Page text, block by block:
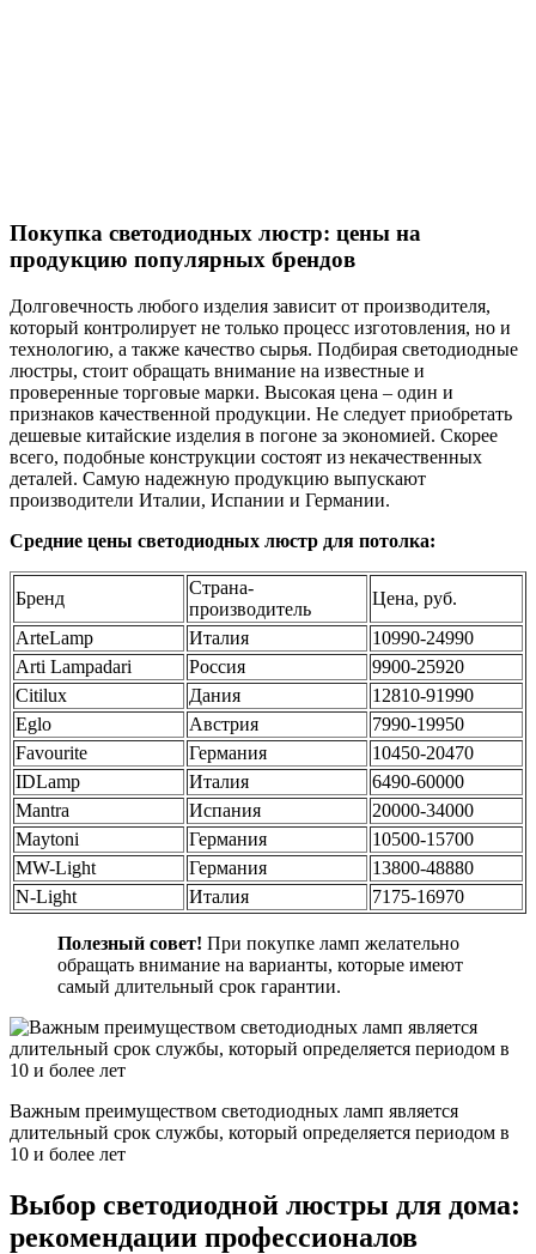
Покупка светодиодных люстр: цены на
продукцию популярных брендов
Долговечность любого изделия зависит от производителя,
который контролирует не только процесс изготовления, но и
технологию, а также качество сырья. Подбирая светодиодные
люстры, стоит обращать внимание на известные и
проверенные торговые марки. Высокая цена – один и
признаков качественной продукции. Не следует приобретать
дешевые китайские изделия в погоне за экономией. Скорее
всего, подобные конструкции состоят из некачественных
деталей. Самую надежную продукцию выпускают
производители Италии, Испании и Германии.
Средние цены светодиодных люстр для потолка:
Бренд
Страна-
производитель
Цена, руб.
ArteLamp
Италия
10990-24990
Arti Lampadari
Россия
9900-25920
Citilux
Дания
12810-91990
Eglo
Австрия
7990-19950
Favourite
Германия
10450-20470
IDLamp
Италия
6490-60000
Mantra
Испания
20000-34000
Maytoni
Германия
10500-15700
MW-Light
Германия
13800-48880
N-Light
Италия 7175-16970
Полезный совет! При покупке ламп желательно
обращать внимание на варианты, которые имеют
самый длительный срок гарантии.
Важным преимуществом светодиодных ламп является
длительный срок службы, который определяется периодом в
10 и более лет
Выбор светодиодной люстры для дома:
рекомендации профессионалов